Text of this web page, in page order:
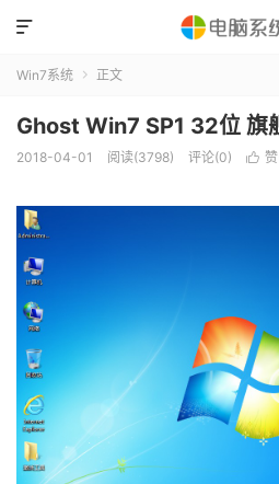

Win7系统  正文
Ghost Win7 SP1 32位
2018-04-01 阅读(3798) 评论(0) 